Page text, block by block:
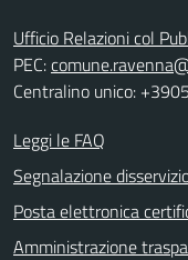
Ufficio Relazioni col
PEC:
Centralino unico:
Leggi le FAQ
Segnalazione
Posta elettronica
Amministrazione